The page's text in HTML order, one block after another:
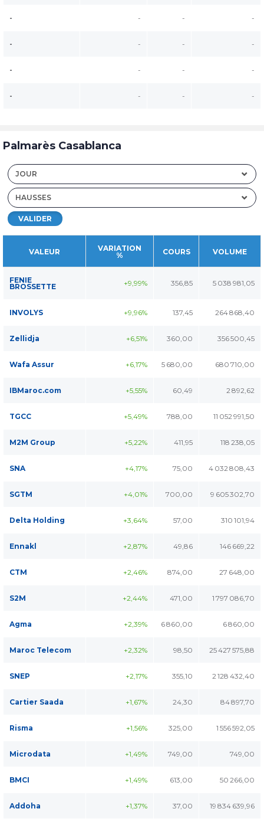
- - - -
- - - -
- - - -
- - - -
Palmarès Casablanca
JOUR
HAUSSES
VALIDER
VALEUR
VARIATION
%
COURS VOLUME
FENIE
BROSSETTE +9,99% 356,85 5 038 981,05
INVOLYS +9,96% 137,45 264 868,40
Zellidja +6,51% 360,00 356 500,45
Wafa Assur +6,17% 5 680,00 680 710,00
IBMaroc.com +5,55% 60,49 2 892,62
TGCC +5,49% 788,00 11 052 991,50
M2M Group +5,22% 411,95 118 238,05
SNA +4,17% 75,00 4 032 808,43
SGTM +4,01% 700,00 9 605 302,70
Delta Holding +3,64% 57,00 310 101,94
Ennakl +2,87% 49,86 146 669,22
CTM +2,46% 874,00 27 648,00
S2M +2,44% 471,00 1 797 086,70
Agma +2,39% 6 860,00 6 860,00
Maroc Telecom +2,32% 98,50 25 427 575,88
SNEP +2,17% 355,10 2 128 432,40
Cartier Saada +1,67% 24,30 84 897,70
Risma +1,56% 325,00 1 556 592,05
Microdata +1,49% 749,00 749,00
BMCI +1,49% 613,00 50 266,00
Addoha +1,37% 37,00 19 834 639,96